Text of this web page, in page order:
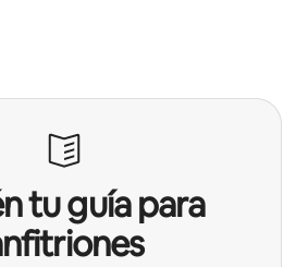
tu guía para